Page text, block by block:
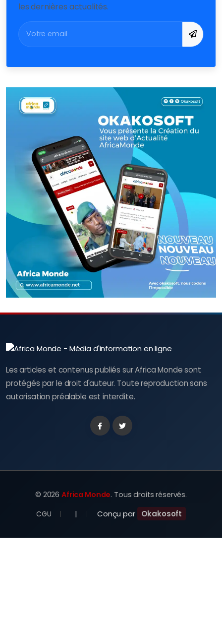
les dernières actualités.
Les articles et contenus publiés sur Africa Monde sont
protégés par le droit d'auteur. Toute reproduction sans
autorisation préalable est interdite.
FacebookTwitter
© 2026 Africa Monde. Tous droits réservés.
CGU | Conçu par Okakosoft